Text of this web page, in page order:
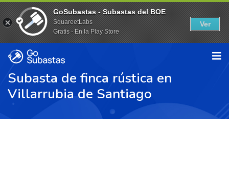
Subasta de finca rústica en
Villarrubia de Santiago
GoSubastas - Subastas del BOE
SquareetLabs
Gratis - En la Play Store
Ver